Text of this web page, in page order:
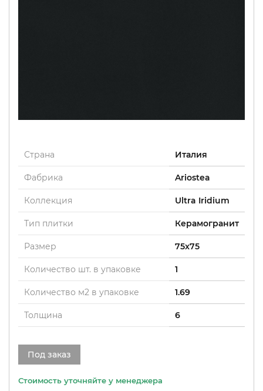
Страна Италия
Фабрика Ariostea
Коллекция Ultra Iridium
Тип плитки Керамогранит
Размер 75x75
Количество шт. в упаковке 1
Количество м2 в упаковке 1.69
Толщина 6
Под заказ